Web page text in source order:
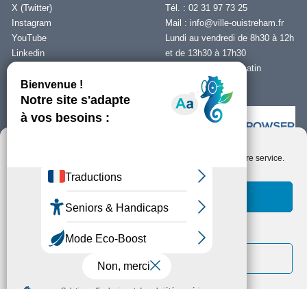
Nous utilisons des cookies pour optimiser notre site web et notre service.
Voir les préférences
X (Twitter)
Instagram
YouTube
Linkedin
Tél. : 02 31 97 73 25
Mail : info@ville-ouistreham.fr
Lundi au vendredi de 8h30 à 12h
et de 13h30 à 17h30
Fermeture le jeudi matin
Nous contacter
Installer Ability Browser
Qu’est ce que Ability Browser ?
Copyright © Ouistreham Riva-Bella - 2026 -
la vie privée/RGPD -
Plan du Site